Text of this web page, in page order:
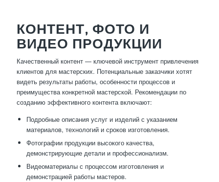
КОНТЕНТ, ФОТО И
ВИДЕО ПРОДУКЦИИ
Качественный контент — ключевой инструмент привлечения
клиентов для мастерских. Потенциальные заказчики хотят
видеть результаты работы, особенности процессов и
преимущества конкретной мастерской. Рекомендации по
созданию эффективного контента включают:
Подробные описания услуг и изделий с указанием
материалов, технологий и сроков изготовления.
Фотографии продукции высокого качества,
демонстрирующие детали и профессионализм.
Видеоматериалы с процессом изготовления и
демонстрацией работы мастеров.